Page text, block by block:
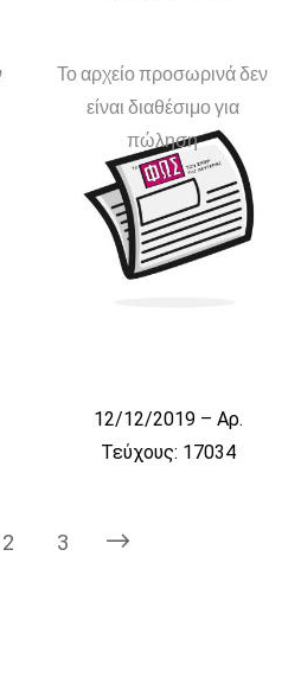
Το αρχείο προσωρινά δεν
είναι διαθέσιμο για
πώληση
12/12/2019 – Αρ.
Τεύχους: 17034
2 3